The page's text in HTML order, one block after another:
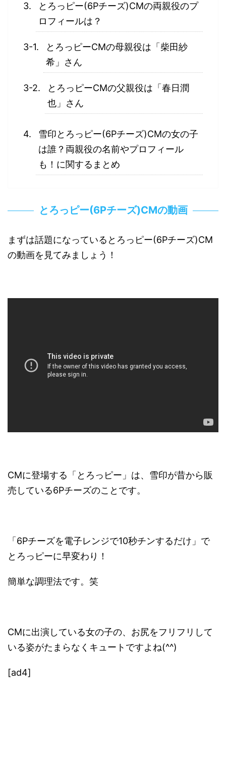
とろっピー(6Pチーズ)CMの両親役のプ
ロフィールは？
とろっピーCMの母親役は「柴田紗
希」さん
とろっピーCMの父親役は「春日潤
也」さん
雪印とろっピー(6Pチーズ)CMの女の子
は誰？両親役の名前やプロフィール
も！に関するまとめ
とろっピー(6Pチーズ)CMの動画
まずは話題になっているとろっピー(6Pチーズ)CM
の動画を見てみましょう！
CMに登場する「とろっピー」は、雪印が昔から販
売している6Pチーズのことです。
「6Pチーズを電子レンジで10秒チンするだけ」で
とろっピーに早変わり！
簡単な調理法です。笑
CMに出演している女の子の、お尻をフリフリして
いる姿がたまらなくキュートですよね(^^)
[ad4]